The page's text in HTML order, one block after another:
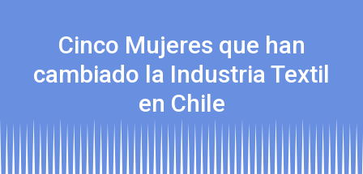
Cinco Mujeres que han
cambiado la Industria Textil
en Chile